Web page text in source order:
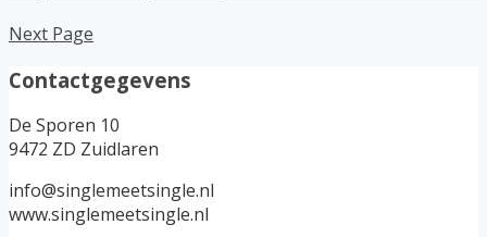
Next Page
Contactgegevens
De Sporen 10
9472 ZD Zuidlaren
info@singlemeetsingle.nl
www.singlemeetsingle.nl